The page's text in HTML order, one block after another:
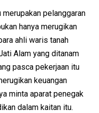
merupakan pelanggaran
hanya merugikan
ahli waris tanah
Alam yang ditanam
pasca pekerjaan itu
keuangan
minta aparat penegak
dalam kaitan itu.